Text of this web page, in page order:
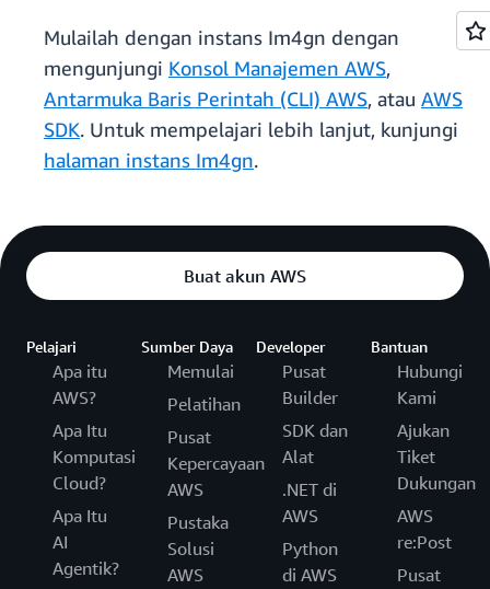
Mulailah dengan instans Im4gn dengan
mengunjungi Konsol Manajemen AWS,
Antarmuka Baris Perintah (CLI) AWS, atau AWS
SDK. Untuk mempelajari lebih lanjut, kunjungi
halaman instans Im4gn.
Buat akun AWS
Pelajari
Apa itu
AWS?
Apa Itu
Komputasi
Cloud?
Apa Itu
AI
Agentik?
Sumber Daya
Memulai
Pelatihan
Pusat
Kepercayaan
AWS
Pustaka
Solusi
AWS
Developer
Pusat
Builder
SDK dan
Alat
.NET di
AWS
Python
di AWS
Bantuan
Hubungi
Kami
Ajukan
Tiket
Dukungan
AWS
re:Post
Pusat